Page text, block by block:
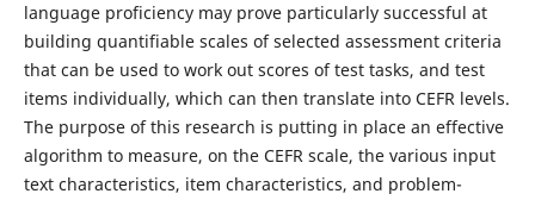
language proficiency may prove particularly successful at
building quantifiable scales of selected assessment criteria
that can be used to work out scores of test tasks, and test
items individually, which can then translate into CEFR levels.
The purpose of this research is putting in place an effective
algorithm to measure, on the CEFR scale, the various input
text characteristics, item characteristics, and problem-